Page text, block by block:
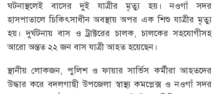
ঘটনাস্থলেই বাসের দুই যাত্রীর মৃত্যু হয়। নওগাঁ সদর
হাসপাতালে চিকিৎসাধীন অবস্থায় অপর এক শিশু যাত্রীর মৃত্যু
হয়। দুর্ঘটনায় বাস ও ট্রাক্টরের চালক, চালকের সহযোগীসহ
আরো অন্তত ২২ জন বাস যাত্রী আহত হয়েছেন।
স্থানীয় লোকজন, পুলিশ ও ফায়ার সার্ভিস কর্মীরা আহতদের
উদ্ধার করে বদলগাছী উপজেলা স্বাস্থ্য কমপ্লেক্স ও নওগাঁ সদর